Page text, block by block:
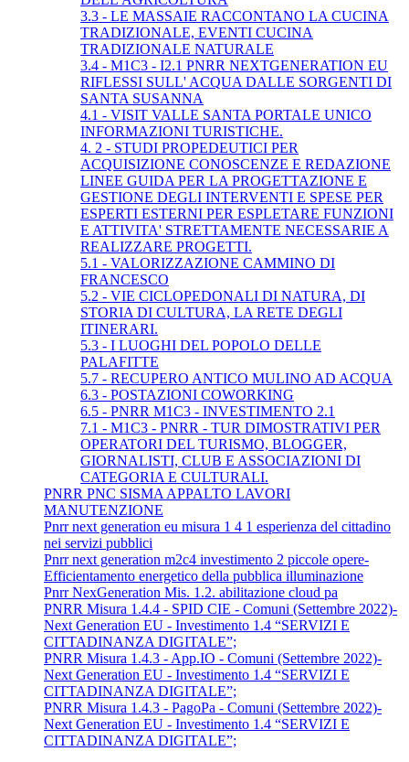
3.3 - LE MASSAIE RACCONTANO LA CUCINA
TRADIZIONALE, EVENTI CUCINA
TRADIZIONALE NATURALE
3.4 - M1C3 - I2.1 PNRR NEXTGENERATION EU
RIFLESSI SULL' ACQUA DALLE SORGENTI DI
SANTA SUSANNA
4.1 - VISIT VALLE SANTA PORTALE UNICO
INFORMAZIONI TURISTICHE.
4. 2 - STUDI PROPEDEUTICI PER
ACQUISIZIONE CONOSCENZE E REDAZIONE
LINEE GUIDA PER LA PROGETTAZIONE E
GESTIONE DEGLI INTERVENTI E SPESE PER
ESPERTI ESTERNI PER ESPLETARE FUNZIONI
E ATTIVITA' STRETTAMENTE NECESSARIE A
REALIZZARE PROGETTI.
5.1 - VALORIZZAZIONE CAMMINO DI
FRANCESCO
5.2 - VIE CICLOPEDONALI DI NATURA, DI
STORIA DI CULTURA, LA RETE DEGLI
ITINERARI.
5.3 - I LUOGHI DEL POPOLO DELLE
PALAFITTE
5.7 - RECUPERO ANTICO MULINO AD ACQUA
6.3 - POSTAZIONI COWORKING
6.5 - PNRR M1C3 - INVESTIMENTO 2.1
7.1 - M1C3 - PNRR - TUR DIMOSTRATIVI PER
OPERATORI DEL TURISMO, BLOGGER,
GIORNALISTI, CLUB E ASSOCIAZIONI DI
CATEGORIA E CULTURALI.
PNRR PNC SISMA APPALTO LAVORI
MANUTENZIONE
Pnrr next generation eu misura 1 4 1 esperienza del cittadino
nei servizi pubblici
Pnrr next generation m2c4 investimento 2 piccole opere-
Efficientamento energetico della pubblica illuminazione
Pnrr NexGeneration Mis. 1.2. abilitazione cloud pa
PNRR Misura 1.4.4 - SPID CIE - Comuni (Settembre 2022)-
Next Generation EU - Investimento 1.4 “SERVIZI E
CITTADINANZA DIGITALE”;
PNRR Misura 1.4.3 - App.IO - Comuni (Settembre 2022)-
Next Generation EU - Investimento 1.4 “SERVIZI E
CITTADINANZA DIGITALE”;
PNRR Misura 1.4.3 - PagoPa - Comuni (Settembre 2022)-
Next Generation EU - Investimento 1.4 “SERVIZI E
CITTADINANZA DIGITALE”;